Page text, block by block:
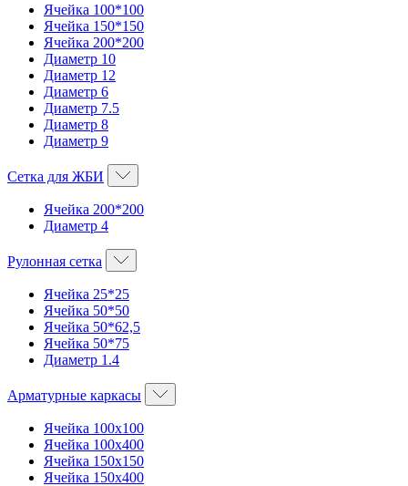
Ячейка 100*100
Ячейка 150*150
Ячейка 200*200
Диаметр 10
Диаметр 12
Диаметр 6
Диаметр 7.5
Диаметр 8
Диаметр 9
Сетка для ЖБИ
Ячейка 200*200
Диаметр 4
Рулонная сетка
Ячейка 25*25
Ячейка 50*50
Ячейка 50*62,5
Ячейка 50*75
Диаметр 1.4
Арматурные каркасы
Ячейка 100х100
Ячейка 100х400
Ячейка 150х150
Ячейка 150х400